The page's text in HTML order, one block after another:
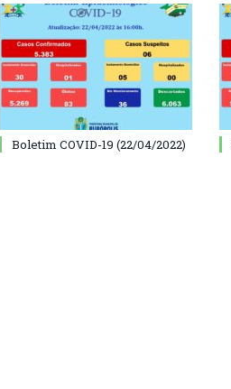
Boletim COVID-19 (22/04/2022)